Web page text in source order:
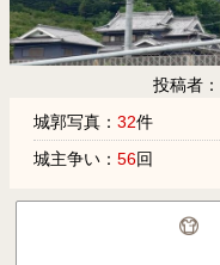
投稿者：
城郭写真： 32件
城主争い： 56回